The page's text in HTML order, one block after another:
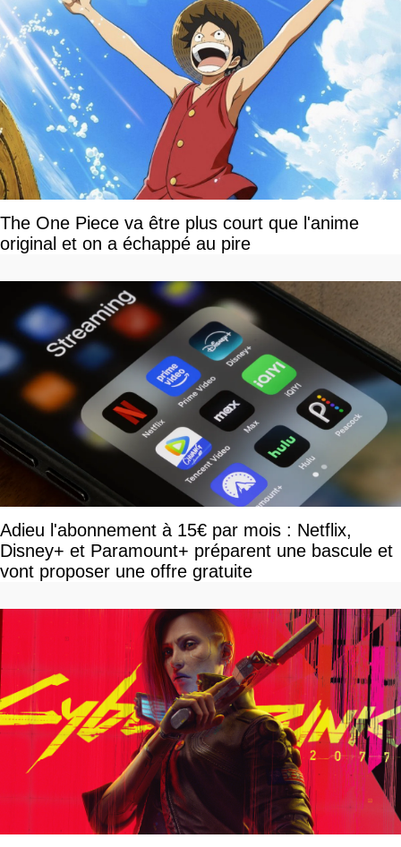
The One Piece va être plus court que l'anime
original et on a échappé au pire
Adieu l'abonnement à 15€ par mois : Netflix,
Disney+ et Paramount+ préparent une bascule et
vont proposer une offre gratuite